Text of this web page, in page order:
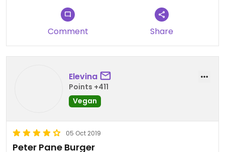
Comment Share
Elevina
Points +411
Vegan
05 Oct 2019
Peter Pane Burger